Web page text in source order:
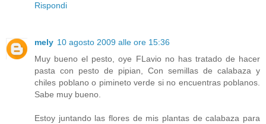
Rispondi
mely 10 agosto 2009 alle ore 15:36
Muy bueno el pesto, oye FLavio no has tratado de hacer
pasta con pesto de pipian, Con semillas de calabaza y
chiles poblano o pimineto verde si no encuentras poblanos.
Sabe muy bueno.
Estoy juntando las flores de mis plantas de calabaza para